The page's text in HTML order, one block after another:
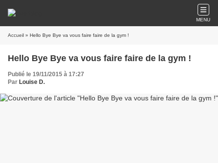
MENU
Accueil » Hello Bye Bye va vous faire faire de la gym !
Hello Bye Bye va vous faire faire de la gym !
Publié le 19/11/2015 à 17:27
Par Louise D.